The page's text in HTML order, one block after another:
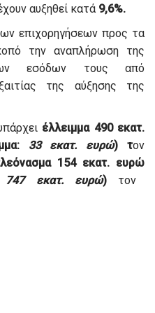
αυξηθεί κατά 9,6%.
επιχορηγήσεων προς τα
την αναπλήρωση της
εσόδων τους από
της αύξησης της
έλλειμμα 490 εκατ.
33 εκατ. ευρώ) τον
154 εκατ. ευρώ
747 εκατ. ευρώ) τον